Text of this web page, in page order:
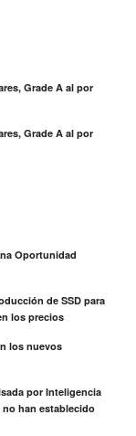
Grade A al por
Grade A al por
Oportunidad
de SSD para
los precios
los nuevos
por Inteligencia
han establecido